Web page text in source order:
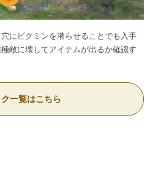
にピクミンを潜らせることでも入手
敵に壊してアイテムが出るか確認す
一覧はこちら